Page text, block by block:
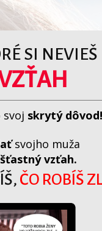
SI NEVIEŠ
svoj skrytý dôvod!
svojho muža
vzťah.
ČO ROBÍŠ